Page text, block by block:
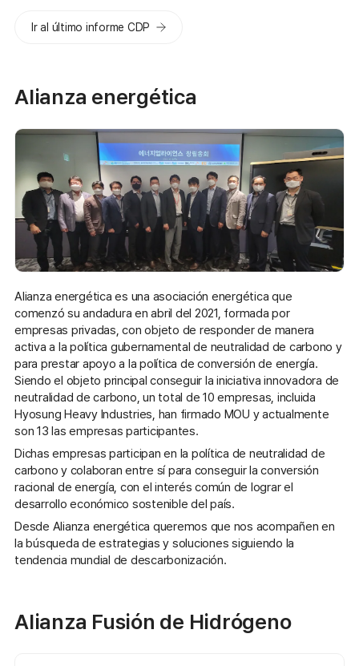
Ir al último informe CDP
Alianza energética
Alianza energética es una asociación energética que
comenzó su andadura en abril del 2021, formada por
empresas privadas, con objeto de responder de manera
activa a la política gubernamental de neutralidad de carbono y
para prestar apoyo a la política de conversión de energía.
Siendo el objeto principal conseguir la iniciativa innovadora de
neutralidad de carbono, un total de 10 empresas, incluida
Hyosung Heavy Industries, han firmado MOU y actualmente
son 13 las empresas participantes.
Dichas empresas participan en la política de neutralidad de
carbono y colaboran entre sí para conseguir la conversión
racional de energía, con el interés común de lograr el
desarrollo económico sostenible del país.
Desde Alianza energética queremos que nos acompañen en
la búsqueda de estrategias y soluciones siguiendo la
tendencia mundial de descarbonización.
Alianza Fusión de Hidrógeno